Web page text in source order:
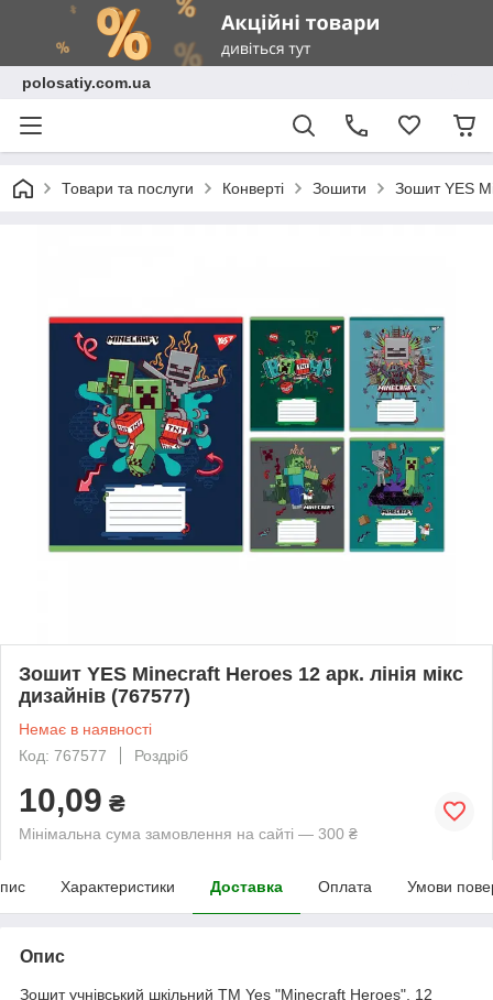
polosatiy.com.ua
Товари та послуги Конверті Зошити Зошит YES
Зошит YES Minecraft Heroes 12 арк. лінія мікс
дизайнів (767577)
Немає в наявності
Код: 767577
Роздріб
10,09 ₴
Мінімальна сума замовлення на сайті — 300 ₴
Характеристики Доставка Оплата Умови
Опис
Зошит учнівський шкільний ТМ Yes "Minecraft Heroes", 12